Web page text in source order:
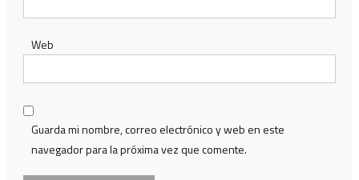
Web
Guarda mi nombre, correo electrónico y web en este
navegador para la próxima vez que comente.